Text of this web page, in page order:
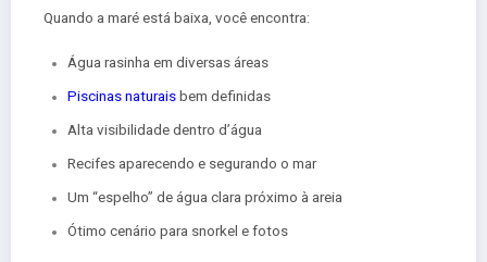
Quando a maré está baixa, você encontra:
Água rasinha em diversas áreas
Piscinas naturaisbem definidas
Alta visibilidade dentro d’água
Recifes aparecendo e segurando o mar
Um “espelho” de água clara próximo à areia
Ótimo cenário para snorkel e fotos